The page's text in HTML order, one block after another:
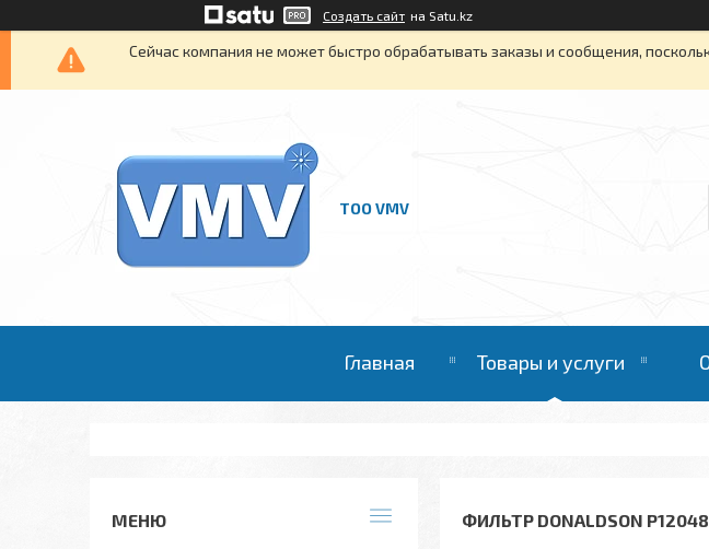
Создать сайт на Satu.kz
Сейчас компания не может быстро обрабатывать заказы и сообщения,
ТОО VMV
Главная Товары и услуги
ФИЛЬТР DONALDSON